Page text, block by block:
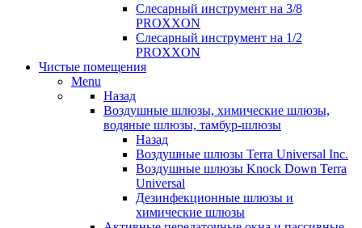
Слесарный инструмент на 3/8
PROXXON
Слесарный инструмент на 1/2
PROXXON
Чистые помещения
Menu
Назад
Воздушные шлюзы, химические шлюзы,
водяные шлюзы, тамбур-шлюзы
Назад
Воздушные шлюзы Terra Universal Inc.
Воздушные шлюзы Knock Down Terra
Universal
Дезинфекционные шлюзы и
химические шлюзы